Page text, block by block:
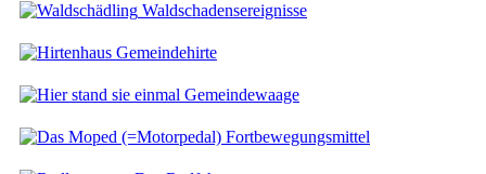
Waldschadensereignisse
Gemeindehirte
Gemeindewaage
Fortbewegungsmittel